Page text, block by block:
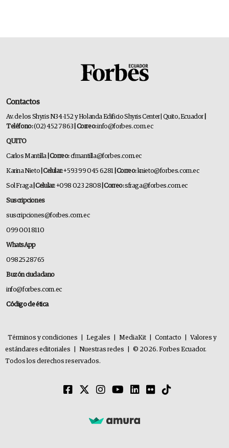
Contactos
Av. de los Shyris N34-152 y Holanda Edificio Shyris Center | Quito, Ecuador
Teléfono:(02) 452 7863 | Correo:info@forbes.com.ec
QUITO
Carlos Mantilla | Correo:cfmantilla@forbes.com.ec
Karina Nieto | Celular:+593 99 045 6281 | Correo:knieto@forbes.com.ec
Sol Fraga| Celular:+098 023 2808 | Correo:sfraga@forbes.com.ec
Suscripciones
suscripciones@forbes.com.ec
099 001 8110
WhatsApp
0982528765
Buzón ciudadano
info@forbes.com.ec
Código de ética
Términos y condiciones Legales MediaKit Contacto
Valores y
estándares editoriales
Nuestras redes
© 2026. Forbes Ecuador.
Todos los derechos reservados.